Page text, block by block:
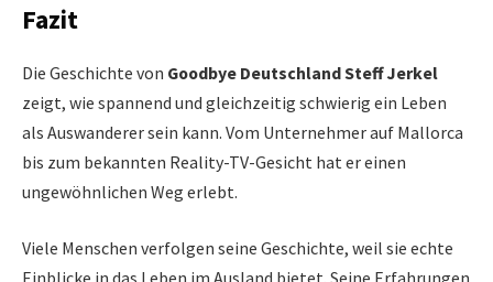
Fazit
Die Geschichte von Goodbye Deutschland Steff Jerkel
zeigt, wie spannend und gleichzeitig schwierig ein Leben
als Auswanderer sein kann. Vom Unternehmer auf Mallorca
bis zum bekannten Reality-TV-Gesicht hat er einen
ungewöhnlichen Weg erlebt.
Viele Menschen verfolgen seine Geschichte, weil sie echte